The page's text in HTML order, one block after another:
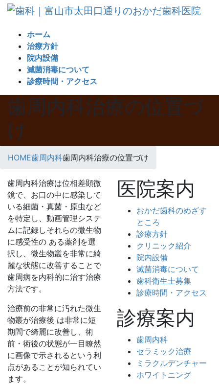
ホーム
治療方針
院内設備
滅菌消毒について
診療時間・アクセス
歯周内科治療の位置づ
け
HOME歯周内科歯周内科治療の位置づけ
歯周内科治療は位相差顕微
鏡で、お口の中に感染して
いる細菌・真菌・原虫など
を特定し、動画管理システ
ムに記録しそれらの微生物
に感受性の ある薬剤を選
択し、微生物叢を非常に綺
麗な状態に改善することで
歯周病を内科的に治す治療
方法です。
治療前の非常に汚れた微生
物叢が治療後 は非常に短
期間で綺麗に改善し、術
前・術後の状態が一目瞭然
に画像で示されるという利
点があることが知られてい
ます。
医院案内
おかだ歯科のめざす
ところ
診療方針
クリニック紹介
院内設備
滅菌消毒について
歯科衛生士募集
診療時間・アクセス
診療案内
歯周内科
セラミック治療
ミラクルデンチャー
ホワイトニング